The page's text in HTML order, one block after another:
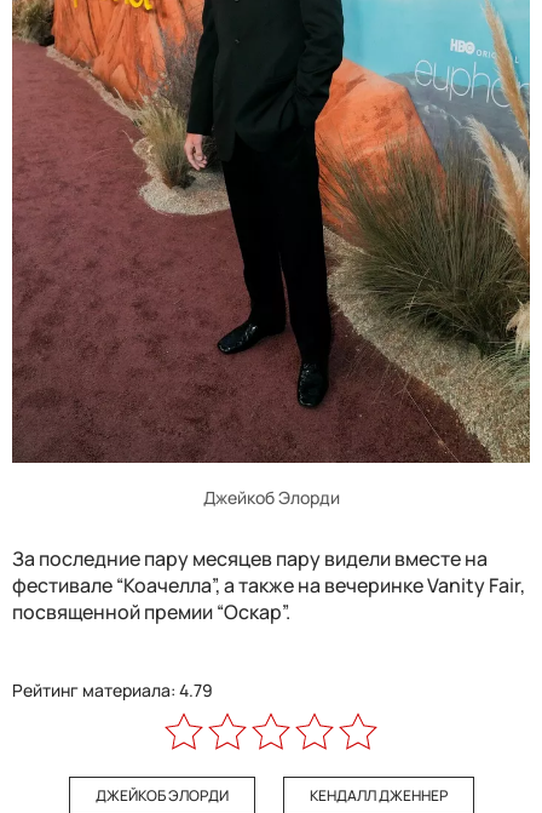
Джейкоб Элорди
За последние пару месяцев пару видели вместе на
фестивале “Коачелла”, а также на вечеринке Vanity Fair,
посвященной премии “Оскар”.
Рейтинг материала: 4.79
ДЖЕЙКОБ ЭЛОРДИ КЕНДАЛЛ ДЖЕННЕР